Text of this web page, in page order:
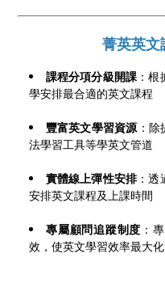
菁英英
課程分項分級開課 ：
學安排最合適的英文課程
豐富英文學習資源：除
法學習工具等學英文管道
實體線上彈性安排：透
安排英文課程及上課時間
專屬顧問追蹤制度 ：
效，使英文學習效率最大化